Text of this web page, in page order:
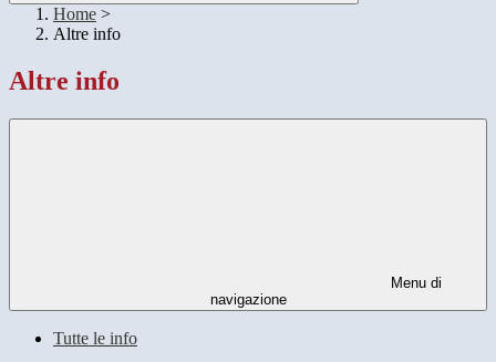
Home >
Altre info
Altre info
Menu di
navigazione
Tutte le info